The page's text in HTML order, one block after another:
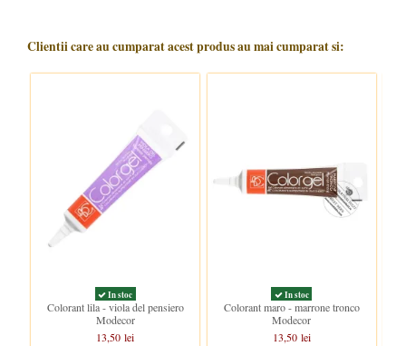
Clientii care au cumparat acest produs au mai cumparat si:
In stoc
Colorant lila - viola del pensiero
Modecor
13,50 lei
In stoc
Colorant maro - marrone tronco
Modecor
13,50 lei